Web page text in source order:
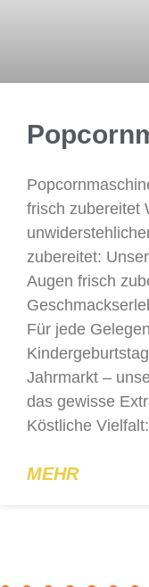
frisch zubereitet
zubereitet:
Augen frisch
Für jede
Jahrmarkt –
das gewisse
Köstliche
MEHR